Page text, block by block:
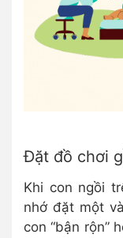
Đặt đồ chơi
Khi con ngồi
nhớ đặt một
con “bận rộn”